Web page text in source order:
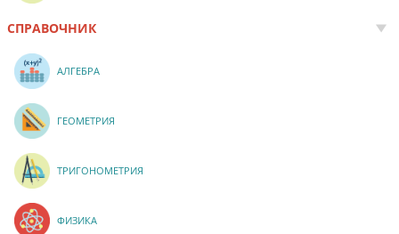
СПРАВОЧНИК
АЛГЕБРА
ГЕОМЕТРИЯ
ТРИГОНОМЕТРИЯ
ФИЗИКА